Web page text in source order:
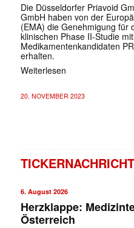
Die Düsseldorfer Priavoid
GmbH haben von der
(EMA) die Genehmigung für
klinischen Phase II-Studie
Medikamentenkandidaten
erhalten.
Weiterlesen
20. NOVEMBER 2023
6. August 2026
Herzklappe:
Österreich